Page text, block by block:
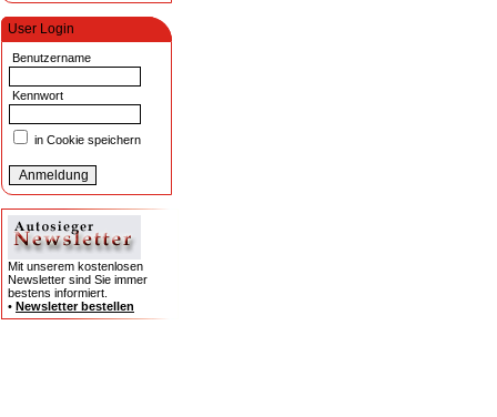
User Login
Benutzername
Kennwort
in Cookie speichern
Mit unserem kostenlosen
Newsletter sind Sie immer
bestens informiert.
• Newsletter bestellen